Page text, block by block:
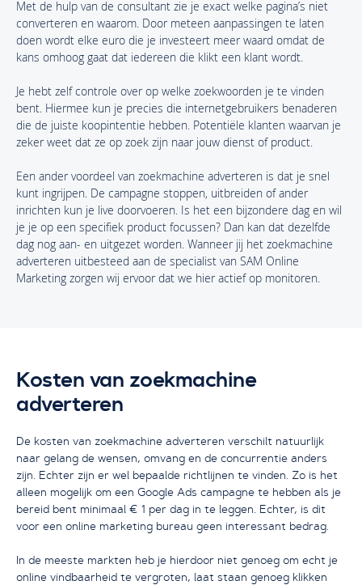
Met de hulp van de consultant zie je exact welke pagina’s niet
converteren en waarom. Door meteen aanpassingen te laten
doen wordt elke euro die je investeert meer waard omdat de
kans omhoog gaat dat iedereen die klikt een klant wordt.
Je hebt zelf controle over op welke zoekwoorden je te vinden
bent. Hiermee kun je precies die internetgebruikers benaderen
die de juiste koopintentie hebben. Potentiële klanten waarvan je
zeker weet dat ze op zoek zijn naar jouw dienst of product.
Een ander voordeel van zoekmachine adverteren is dat je snel
kunt ingrijpen. De campagne stoppen, uitbreiden of ander
inrichten kun je live doorvoeren. Is het een bijzondere dag en wil
je je op een specifiek product focussen? Dan kan dat dezelfde
dag nog aan- en uitgezet worden. Wanneer jij het zoekmachine
adverteren uitbesteed aan de specialist van SAM Online
Marketing zorgen wij ervoor dat we hier actief op monitoren.
Kosten van zoekmachine
adverteren
De kosten van zoekmachine adverteren verschilt natuurlijk
naar gelang de wensen, omvang en de concurrentie anders
zijn. Echter zijn er wel bepaalde richtlijnen te vinden. Zo is het
alleen mogelijk om een Google Ads campagne te hebben als je
bereid bent minimaal € 1 per dag in te leggen. Echter, is dit
voor een online marketing bureau geen interessant bedrag.
In de meeste markten heb je hierdoor niet genoeg om echt je
online vindbaarheid te vergroten, laat staan genoeg klikken